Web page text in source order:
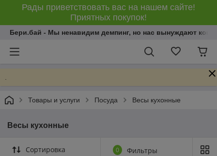
Рады приветствовать вас на нашем сайте!
Приятных покупок!
Бери.бай - Мы ненавидим демпинг, но нас вынуждают
Товары и услуги Посуда Весы кухонные
Весы кухонные
Сортировка 0 Фильтры